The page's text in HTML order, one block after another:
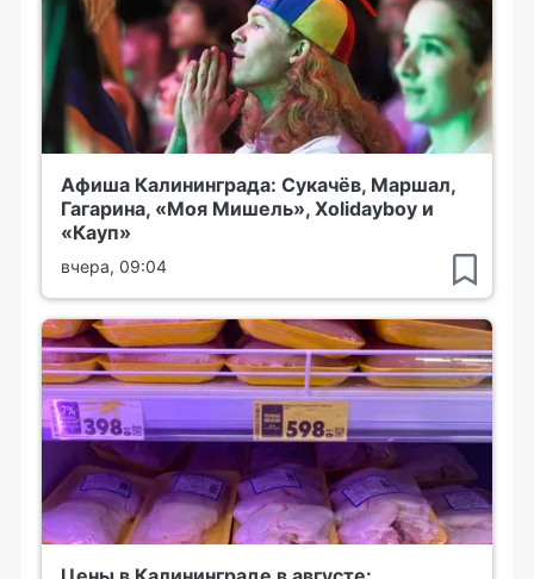
Афиша Калининграда: Сукачёв, Маршал,
Гагарина, «Моя Мишель», Xolidayboy и
«Кауп»
вчера, 09:04